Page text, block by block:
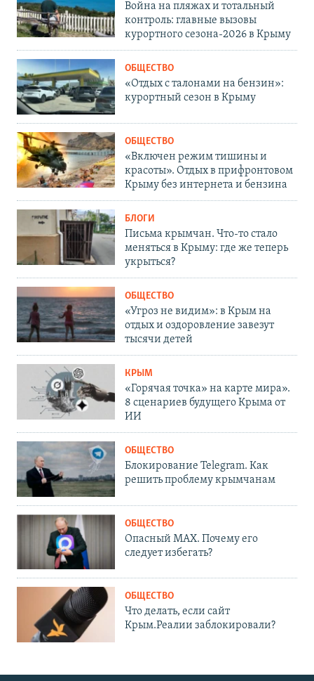
Война на пляжах и тотальный
контроль: главные вызовы
курортного сезона-2026 в Крыму
ОБЩЕСТВО
«Отдых с талонами на бензин»:
курортный сезон в Крыму
ОБЩЕСТВО
«Включен режим тишины и
красоты». Отдых в прифронтовом
Крыму без интернета и бензина
БЛОГИ
Письма крымчан. Что-то стало
меняться в Крыму: где же теперь
укрыться?
ОБЩЕСТВО
«Угроз не видим»: в Крым на
отдых и оздоровление завезут
тысячи детей
КРЫМ
«Горячая точка» на карте мира».
8 сценариев будущего Крыма от
ИИ
ОБЩЕСТВО
Блокирование Telegram. Как
решить проблему крымчанам
ОБЩЕСТВО
Опасный MAX. Почему его
следует избегать?
ОБЩЕСТВО
Что делать, если сайт
Крым.Реалии заблокировали?